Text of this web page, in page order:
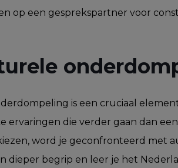
op een gesprekspartner voor
is een cruciaal
ervaringen die verder gaan dan
word je geconfronteerd met
dieper begrip en leer je het